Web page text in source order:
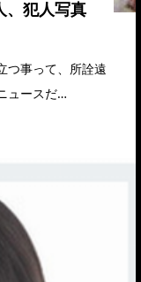
、犯人写真
つ事って、所詮遠
ュースだ…